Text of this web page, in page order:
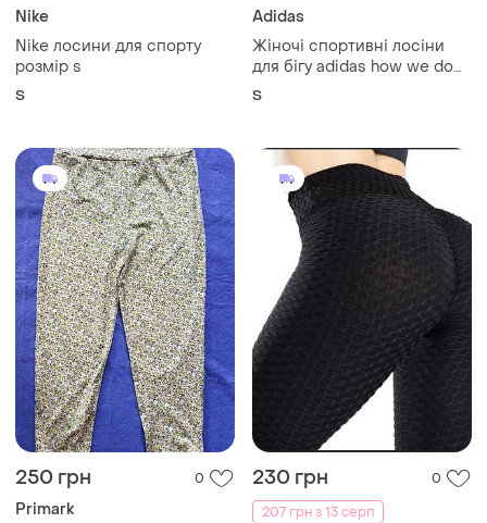
Nike
Nike лосини для спорту
розмір s
S
Adidas
Жіночі спортивні лосіни
для бігу adidas how we do
tight вказан розмір s
S
250 грн 0
Primark
230 грн
0
207 грн з 13 серп